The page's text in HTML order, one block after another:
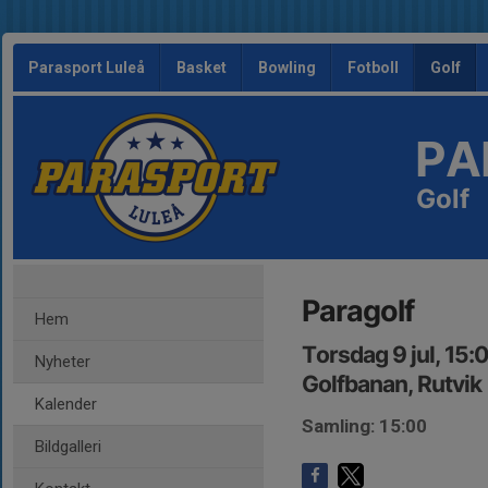
Parasport Luleå Basket Bowling Fotboll Golf
Golf
Hem
Nyheter
Kalender
Bildgalleri
Paragolf
Torsdag 9 jul,
Golfbanan, Rutvik
Samling: 15:00